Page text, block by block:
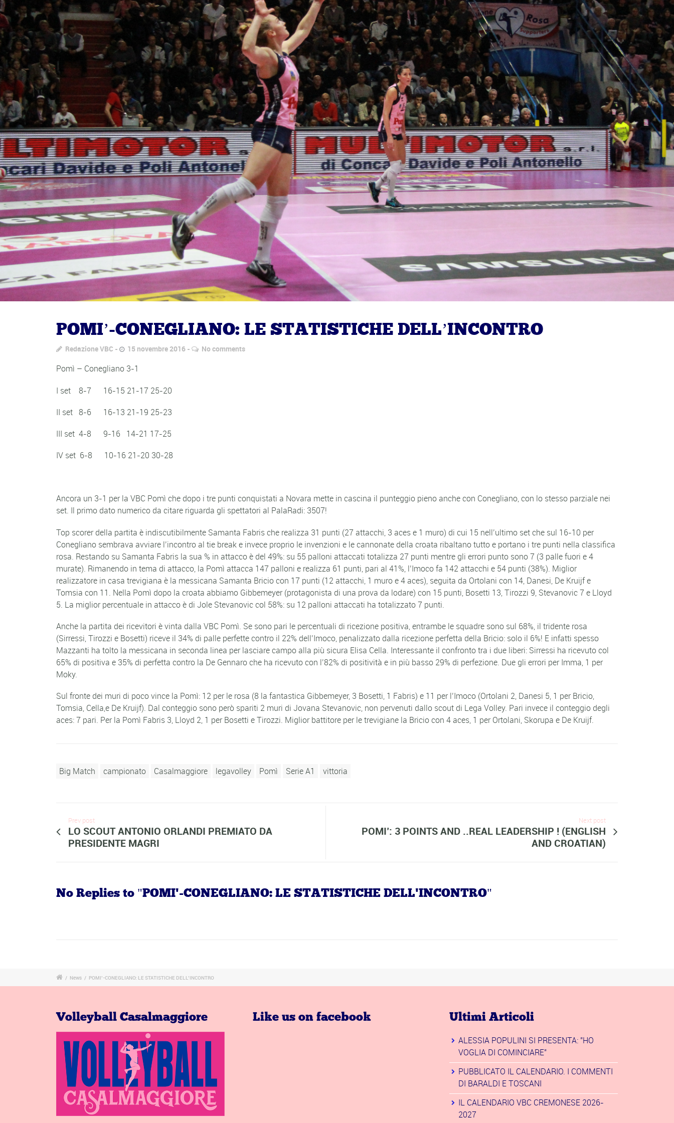
POMI’-CONEGLIANO: LE STATISTICHE DELL’INCONTRO
Redazione VBC 15 novembre 2016 No comments
Pomì – Conegliano 3-1
I set 8-7 16-15 21-17 25-20
II set 8-6 16-13 21-19 25-23
III set 4-8 9-16 14-21 17-25
IV set 6-8 10-16 21-20 30-28
Ancora un 3-1 per la VBC Pomì che dopo i tre punti conquistati a Novara mette in cascina il punteggio pieno anche con Conegliano, con lo stesso parziale nei
set. Il primo dato numerico da citare riguarda gli spettatori al PalaRadi: 3507!
Top scorer della partita è indiscutibilmente Samanta Fabris che realizza 31 punti (27 attacchi, 3 aces e 1 muro) di cui 15 nell’ultimo set che sul 16-10 per
Conegliano sembrava avviare l’incontro al tie break e invece proprio le invenzioni e le cannonate della croata ribaltano tutto e portano i tre punti nella classifica
rosa. Restando su Samanta Fabris la sua % in attacco è del 49%: su 55 palloni attaccati totalizza 27 punti mentre gli errori punto sono 7 (3 palle fuori e 4
murate). Rimanendo in tema di attacco, la Pomì attacca 147 palloni e realizza 61 punti, pari al 41%, l’Imoco fa 142 attacchi e 54 punti (38%). Miglior
realizzatore in casa trevigiana è la messicana Samanta Bricio con 17 punti (12 attacchi, 1 muro e 4 aces), seguita da Ortolani con 14, Danesi, De Kruijf e
Tomsia con 11. Nella Pomì dopo la croata abbiamo Gibbemeyer (protagonista di una prova da lodare) con 15 punti, Bosetti 13, Tirozzi 9, Stevanovic 7 e Lloyd
5. La miglior percentuale in attacco è di Jole Stevanovic col 58%: su 12 palloni attaccati ha totalizzato 7 punti.
Anche la partita dei ricevitori è vinta dalla VBC Pomì. Se sono pari le percentuali di ricezione positiva, entrambe le squadre sono sul 68%, il tridente rosa
(Sirressi, Tirozzi e Bosetti) riceve il 34% di palle perfette contro il 22% dell’Imoco, penalizzato dalla ricezione perfetta della Bricio: solo il 6%! E infatti spesso
Mazzanti ha tolto la messicana in seconda linea per lasciare campo alla più sicura Elisa Cella. Interessante il confronto tra i due liberi: Sirressi ha ricevuto col
65% di positiva e 35% di perfetta contro la De Gennaro che ha ricevuto con l’82% di positività e in più basso 29% di perfezione. Due gli errori per Imma, 1 per
Moky.
Sul fronte dei muri di poco vince la Pomì: 12 per le rosa (8 la fantastica Gibbemeyer, 3 Bosetti, 1 Fabris) e 11 per l’Imoco (Ortolani 2, Danesi 5, 1 per Bricio,
Tomsia, Cella,e De Kruijf). Dal conteggio sono però spariti 2 muri di Jovana Stevanovic, non pervenuti dallo scout di Lega Volley. Pari invece il conteggio degli
aces: 7 pari. Per la Pomì Fabris 3, Lloyd 2, 1 per Bosetti e Tirozzi. Miglior battitore per le trevigiane la Bricio con 4 aces, 1 per Ortolani, Skorupa e De Kruijf.
Big Match campionato Casalmaggiore legavolley Pomì Serie A1 vittoria
Prev post
LO SCOUT ANTONIO ORLANDI PREMIATO DA
PRESIDENTE MAGRI
Next post
POMI’: 3 POINTS AND ..REAL LEADERSHIP ! (ENGLISH
AND CROATIAN)
No Replies to "POMI'-CONEGLIANO: LE STATISTICHE DELL'INCONTRO"
/ News / POMI’-CONEGLIANO: LE STATISTICHE DELL’INCONTRO
Volleyball Casalmaggiore Like us on facebook Ultimi Articoli
ALESSIA POPULINI SI PRESENTA: "HO
VOGLIA DI COMINCIARE"
PUBBLICATO IL CALENDARIO. I COMMENTI
DI BARALDI E TOSCANI
IL CALENDARIO VBC CREMONESE 2026-
2027